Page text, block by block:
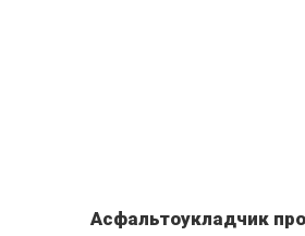
Асфальтоукладчик